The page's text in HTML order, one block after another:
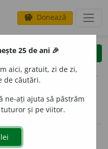
savings Donează
clear
opțiuni
25 de ani 🎉
aici, gratuit, zi de zi,
de căutări.
ne-ați ajuta să păstrăm
și pe viitor.